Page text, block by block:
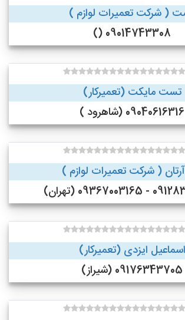
( شرکت تعمیرات لوازم )
09014743308 ()
تست مایکت (تعمیرکار)
09040616316 (شاهرود )
( شرکت تعمیرات لوازم )
(تهران)
اسماعیل ایزدی (تعمیرکار)
09176343705 (شیراز)